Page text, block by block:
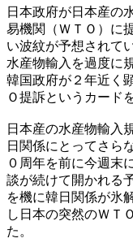
日本政府が日本産の
易機関（ＷＴＯ）に
い波紋が予想されて
水産物輸入を過度に
韓国政府が２年近く
Ｏ提訴というカード
日本産の水産物輸入
日関係にとってさら
０周年を前に今週末
談が続けて開かれる
を機に韓日関係が氷
し日本の突然のＷＴ
た。